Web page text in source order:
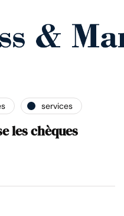
services
les chèques